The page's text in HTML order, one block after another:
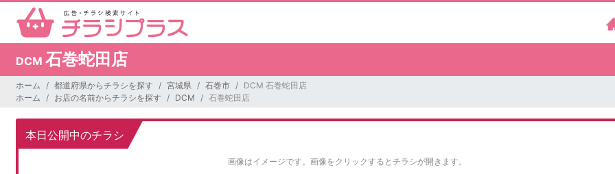
DCM 石巻蛇田店
ホーム 都道府県からチラシを探す 宮城県 石巻市
DCM 石巻蛇田店
ホーム
お店の名前からチラシを探す DCM 石巻蛇田店
本日公開中のチラシ
画像はイメージです。 画像をクリックするとチラシが開きます。